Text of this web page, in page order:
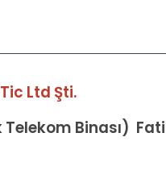
Ltd Şti.
Binası)